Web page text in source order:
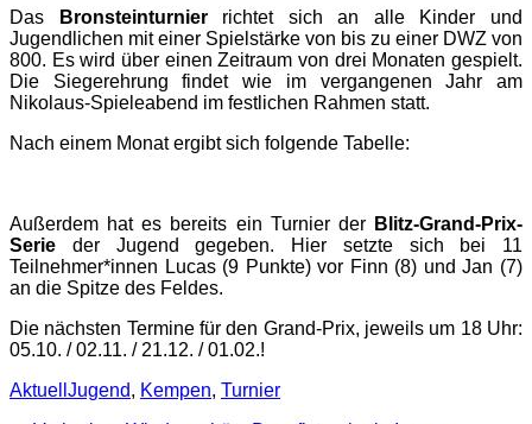
Das
Bronsteinturnierrichtet sich an alle Kinder und
Jugendlichen mit einer Spielstärke von bis zu einer DWZ von
800. Es wird über einen Zeitraum von drei Monaten gespielt.
Die Siegerehrung findet wie im vergangenen Jahr am
Nikolaus-Spieleabend im festlichen Rahmen statt.
Nach einem Monat ergibt sich folgende Tabelle:
Außerdem hat es bereits ein Turnier der Blitz-Grand-Prix-
Serie der Jugend gegeben. Hier setzte sich bei 11
Teilnehmer*innen Lucas (9 Punkte) vor Finn (8) und Jan (7)
an die Spitze des Feldes.
Die nächsten Termine für den Grand-Prix, jeweils um 18 Uhr:
05.10. / 02.11. / 21.12. / 01.02.!
Kategorien
Aktuell Schlagworte
Jugend, Kempen, Turnier